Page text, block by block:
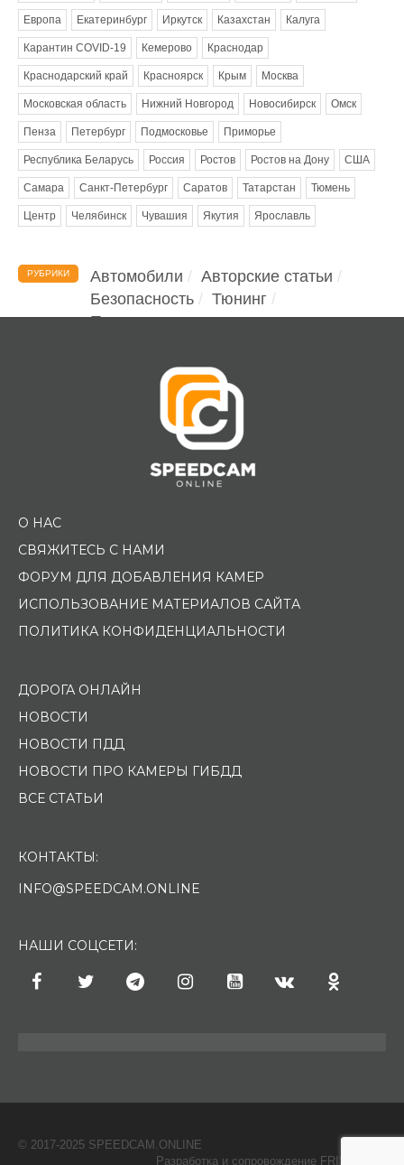
Европа Екатеринбург Иркутск Казахстан Калуга
Карантин COVID-19 Кемерово Краснодар
Краснодарский край Красноярск Крым Москва
Московская область Нижний Новгород Новосибирск Омск
Пенза Петербург Подмосковье Приморье
Республика Беларусь Россия Ростов Ростов на Дону США
Самара Санкт-Петербург Саратов Татарстан Тюмень
Центр Челябинск Чувашия Якутия Ярославль
РУБРИКИ Автомобили
Авторские статьи
Безопасность
Тюнинг
Помощь водителю
О НАС
СВЯЖИТЕСЬ С НАМИ
ФОРУМ ДЛЯ ДОБАВЛЕНИЯ КАМЕР
ИСПОЛЬЗОВАНИЕ МАТЕРИАЛОВ САЙТА
ПОЛИТИКА КОНФИДЕНЦИАЛЬНОСТИ
ДОРОГА ОНЛАЙН
НОВОСТИ
НОВОСТИ ПДД
НОВОСТИ ПРО КАМЕРЫ ГИБДД
ВСЕ СТАТЬИ
КОНТАКТЫ:
INFO@SPEEDCAM.ONLINE
НАШИ СОЦСЕТИ:
© 2017-2025 SPEEDCAM.ONLINE
Разработка и сопровождение FRISH & С